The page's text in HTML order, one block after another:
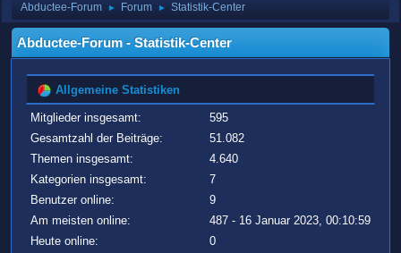
Abductee-Forum ► Forum ► Statistik-Center
Abductee-Forum - Statistik-Center
Allgemeine Statistiken
Mitglieder insgesamt:
595
Gesamtzahl der Beiträge:
51.082
Themen insgesamt:
4.640
Kategorien insgesamt:
7
Benutzer online:
9
Am meisten online:
487 - 16 Januar 2023, 00:10:59
Heute online:
0